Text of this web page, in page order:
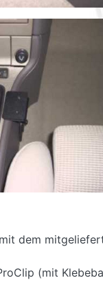
dem
(mit